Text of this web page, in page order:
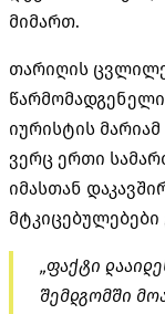
მიმართ.
თარიღის
იურისტის
ვერც ერთი
იმასთან
„ფაქტი
შემდგომში